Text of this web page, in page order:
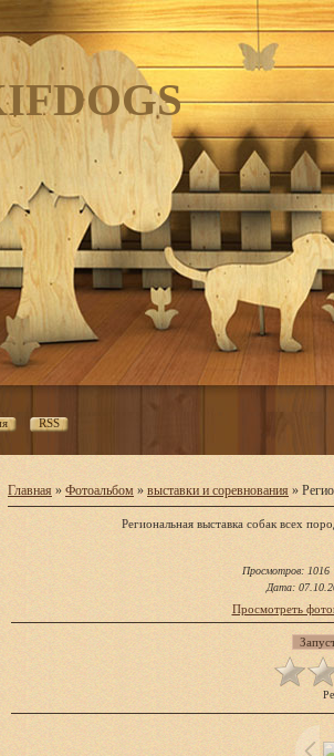
RSS
Главная » Фотоальбом » выставки и соревнования »
Региональная выставка собак всех
Просмотров: 1016 |
Дата:
Просмотреть